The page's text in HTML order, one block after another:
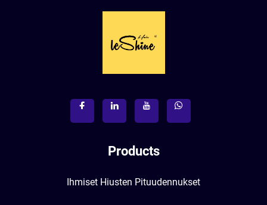
Products
Ihmiset Hiusten Pituudennukset